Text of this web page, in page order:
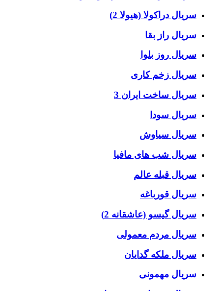
سریال دراکولا (هیولا 2)
سریال راز بقا
سریال روز بلوا
سریال زخم کاری
سریال ساخت ایران 3
سریال سودا
سریال سیاوش
سریال شب های مافیا
سریال قبله عالم
سریال قورباغه
سریال گیسو (عاشقانه 2)
سریال مردم معمولی
سریال ملکه گدایان
سریال مهمونی